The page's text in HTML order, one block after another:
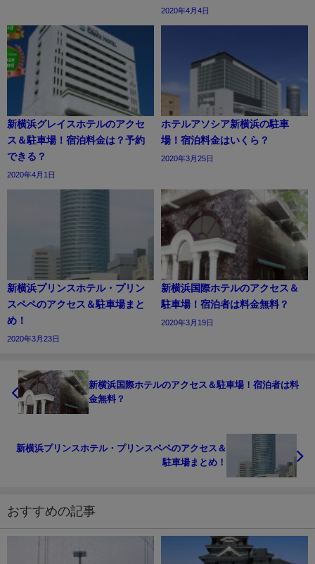
2020年4月4日
新横浜グレイスホテルのアクセ
ス＆駐車場！宿泊料金は？予約
できる？
2020年4月1日
ホテルアソシア新横浜の駐車
場！宿泊料金はいくら？
2020年3月25日
新横浜プリンスホテル・プリン
スペペのアクセス＆駐車場まと
め！
2020年3月23日
新横浜国際ホテルのアクセス＆
駐車場！宿泊者は料金無料？
2020年3月19日
新横浜国際ホテルのアクセス＆駐車場！宿泊者は料
金無料？
新横浜プリンスホテル・プリンスペペのアクセス＆
駐車場まとめ！
おすすめの記事